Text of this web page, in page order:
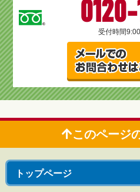
受付時間
このページ